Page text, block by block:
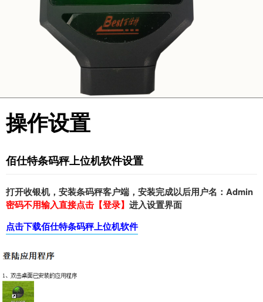
操作设置
佰仕特条码秤上位机软件设置
打开收银机，安装条码秤客户端，安装完成以后用户名：Admin
密码不用输入直接点击【登录】 进入设置界面
点击下载佰仕特条码秤上位机软件